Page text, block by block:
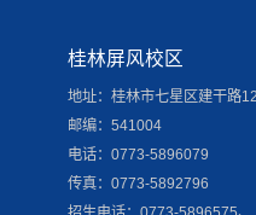
桂林屏风校区
地址：桂林市七星区建干路
邮编：541004
电话：0773-5896079
传真：0773-5892796